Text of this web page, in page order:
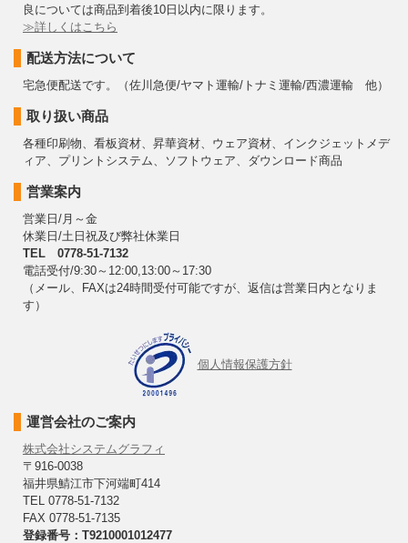
良については商品到着後10日以内に限ります。
≫詳しくはこちら
配送方法について
宅急便配送です。（佐川急便/ヤマト運輸/トナミ運輸/西濃運輸 他）
取り扱い商品
各種印刷物、看板資材、昇華資材、ウェア資材、インクジェットメデ
ィア、プリントシステム、ソフトウェア、ダウンロード商品
営業案内
営業日/月～金
休業日/土日祝及び弊社休業日
TEL 0778-51-7132
電話受付/9:30～12:00,13:00～17:30
（メール、FAXは24時間受付可能ですが、返信は営業日内となりま
す）
個人情報保護方針
運営会社のご案内
株式会社システムグラフィ
〒916-0038
福井県鯖江市下河端町414
TEL 0778-51-7132
FAX 0778-51-7135
登録番号：T9210001012477